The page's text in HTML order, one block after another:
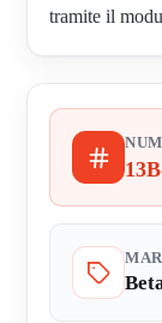
tramite il